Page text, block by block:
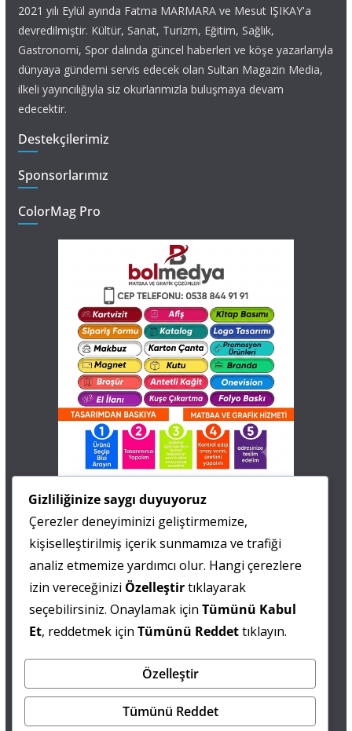
2021 yılı Eylül ayında Fatma MARMARA ve Mesut IŞIKAY'a
devredilmiştir. Kültür, Sanat, Turizm, Eğitim, Sağlık,
Gastronomi, Spor dalında güncel haberleri ve köşe yazarlarıyla
dünyaya gündemi servis edecek olan Sultan Magazin Media,
ilkeli yayıncılığıyla siz okurlarımızla buluşmaya devam
edecektir.
Destekçilerimiz
Sponsorlarımız
ColorMag Pro
0 505 677 40 87
Fatma MARMARA
0 538 844 90 90
Mesut IŞIKAY
admin@sultanmagazin.com
Gizliliğinize saygı duyuyoruz
Çerezler deneyiminizi geliştirmemize,
kişiselleştirilmiş içerik sunmamıza ve trafiği
analiz etmemize yardımcı olur. Hangi çerezlere
izin vereceğinizi Özelleştirtıklayarak
seçebilirsiniz. Onaylamak için Tümünü Kabul
Et, reddetmek için Tümünü Reddettıklayın.
Özelleştir
Tümünü Reddet